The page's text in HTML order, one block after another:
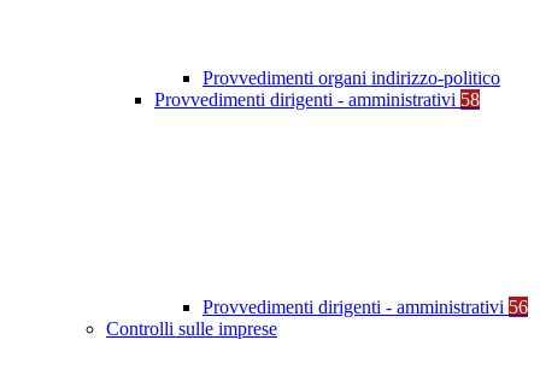
Provvedimenti organi indirizzo-politico
Provvedimenti dirigenti - amministrativi 58
Provvedimenti dirigenti - amministrativi 56
Controlli sulle imprese